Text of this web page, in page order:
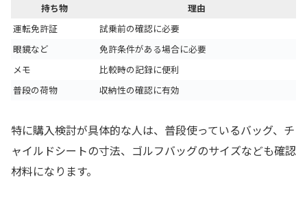
持ち物
理由
運転免許証
試乗前の確認に必要
眼鏡など
免許条件がある場合に必要
メモ
比較時の記録に便利
普段の荷物
収納性の確認に有効
特に購入検討が具体的な人は、普段使っているバッグ、チ
ャイルドシートの寸法、ゴルフバッグのサイズなども確認
材料になります。